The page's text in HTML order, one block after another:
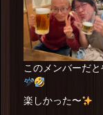
このメンバーだ
楽しかった〜